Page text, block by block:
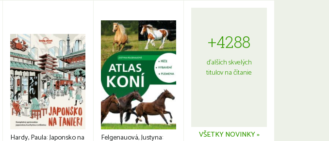
Hardy, Paula: Japonsko na Felgenauová, Justyna:
+4288
ďalších skvelých
titulov na čítanie
VŠETKY NOVINKY »